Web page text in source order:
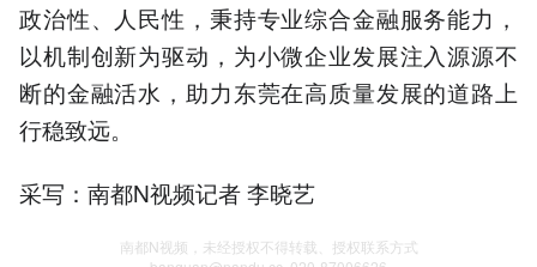
政治性、人民性，秉持专业综合金融服务能力，
以机制创新为驱动，为小微企业发展注入源源不
断的金融活水，助力东莞在高质量发展的道路上
行稳致远。
采写：南都N视频记者 李晓艺
南都N视频，未经授权不得转载、授权联系方式